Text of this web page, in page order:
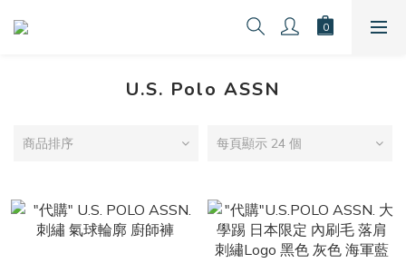
U.S. Polo ASSN
商品排序 每頁顯示 24 個